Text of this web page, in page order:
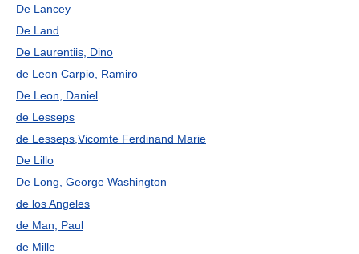
De Lancey
De Land
De Laurentiis, Dino
de Leon Carpio, Ramiro
De Leon, Daniel
de Lesseps
de Lesseps,Vicomte Ferdinand Marie
De Lillo
De Long, George Washington
de los Angeles
de Man, Paul
de Mille